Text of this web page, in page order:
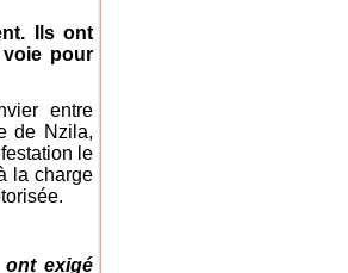
Ils ont
voie pour
entre
de Nzila,
le
la charge
exigé